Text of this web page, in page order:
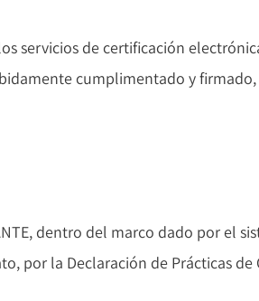
de certificación
cumplimentado y
dentro del marco dado por el
por la Declaración de Prácticas